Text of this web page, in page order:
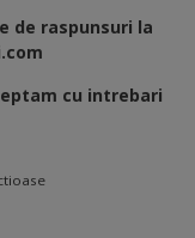
de raspunsuri la
cu intrebari